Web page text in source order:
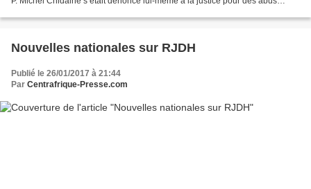
Nouvelles nationales sur RJDH
Publié le 26/01/2017 à 21:44
Par Centrafrique-Presse.com